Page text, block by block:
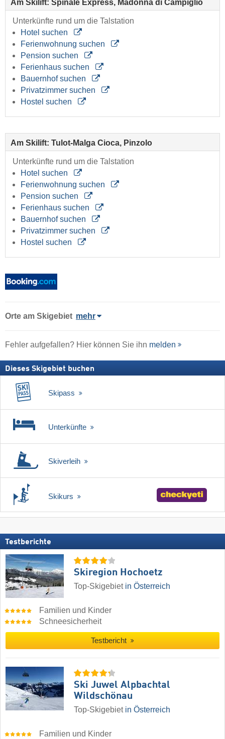
Am Skilift: Spinale Express, Madonna di Campiglio
Unterkünfte rund um die Talstation
Hotel suchen
Ferienwohnung suchen
Pension suchen
Ferienhaus suchen
Bauernhof suchen
Privatzimmer suchen
Hostel suchen
Am Skilift: Tulot-Malga Cioca, Pinzolo
Unterkünfte rund um die Talstation
Hotel suchen
Ferienwohnung suchen
Pension suchen
Ferienhaus suchen
Bauernhof suchen
Privatzimmer suchen
Hostel suchen
Orte am Skigebiet mehr
Fehler aufgefallen? Hier können Sie ihn melden
Dieses Skigebiet buchen
Skipass
Unterkünfte
Skiverleih
Skikurs
Testberichte
Skiregion Hochoetz
Top-Skigebiet in Österreich
Familien und Kinder
Schneesicherheit
Testbericht
Ski Juwel Alpbachtal
Wildschönau
Top-Skigebiet in Österreich
Familien und Kinder